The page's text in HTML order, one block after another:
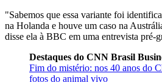
"Sabemos que essa variante foi
na Holanda e houve um caso na
disse ela à BBC em uma entrevista pré-
Destaques do CNN Brasil
Fim do mistério: nos 40 anos do
fotos do animal vivo